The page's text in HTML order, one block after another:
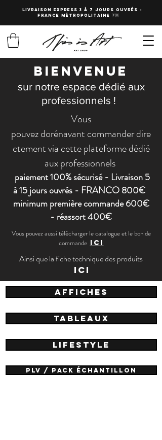
LIVRAISON EXPRESS 3 à 7 JOURS OUVRés -
fRANCE Métropolitaine 🇫🇷
BIENVENUE
sur notre espace dédié aux
professionnels !
Vous
pouvezdorénavant commanderdire
ctementvia cette plateforme dédié
aux professionnels
paiement 100% sécurisé - Livraison 5
à 15 jours ouvrés - FRANCO 800€
minimum première commande 600€
- réassort 400€
Vous pouvez aussi télécharger le catalogue et le bon de
commande ICI
Ainsi que la fiche technique des produits
ICI
AFFICHES
TABLEAUX
LIFESTYLE
PLV / PACK échantillon